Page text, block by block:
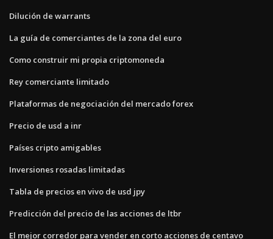
Dilución de warrants
La guía de comerciantes de la zona del euro
Como construir mi propia criptomoneda
Rey comerciante limitado
Plataformas de negociación del mercado forex
Precio de usd a inr
Países cripto amigables
Inversiones rosadas limitadas
Tabla de precios en vivo de usd jpy
Predicción del precio de las acciones de ltbr
El mejor corredor para vender en corto acciones de centavo